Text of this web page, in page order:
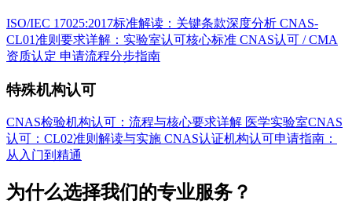
ISO/IEC 17025:2017标准解读：关键条款深度分析 CNAS-
CL01准则要求详解：实验室认可核心标准 CNAS认可 / CMA
资质认定 申请流程分步指南
特殊机构认可
CNAS检验机构认可：流程与核心要求详解 医学实验室CNAS
认可：CL02准则解读与实施 CNAS认证机构认可申请指南：
从入门到精通
为什么选择我们的专业服务？